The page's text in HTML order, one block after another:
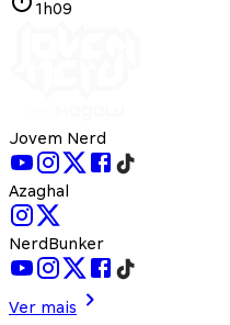
1h09
Jovem Nerd
Azaghal
NerdBunker
Ver mais